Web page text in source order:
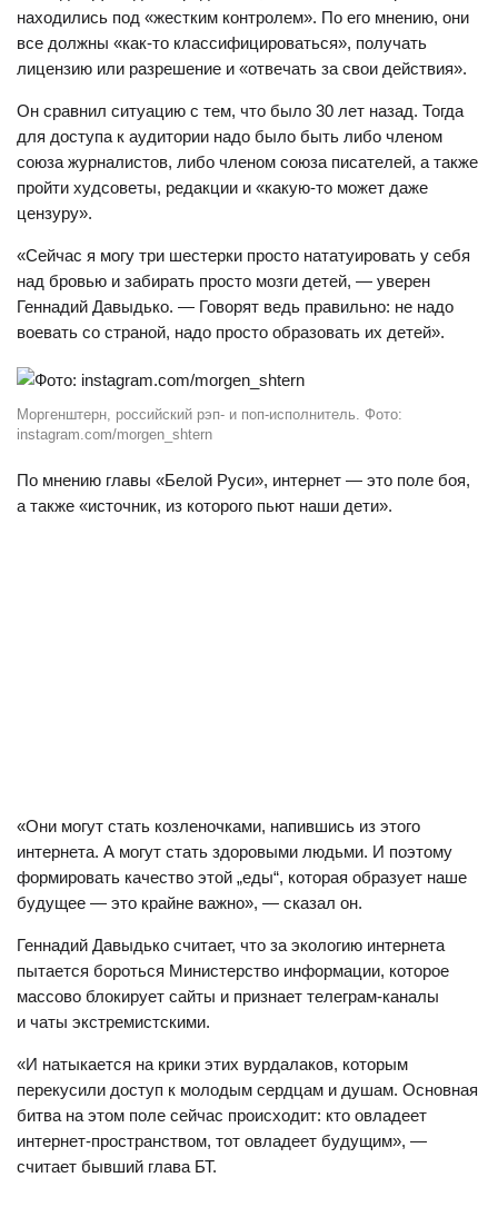
находились под «жестким контролем». По его мнению, они
все должны «как-то классифицироваться», получать
лицензию или разрешение и «отвечать за свои действия».
Он сравнил ситуацию с тем, что было 30 лет назад. Тогда
для доступа к аудитории надо было быть либо членом
союза журналистов, либо членом союза писателей, а также
пройти худсоветы, редакции и «какую-то может даже
цензуру».
«Сейчас я могу три шестерки просто нататуировать у себя
над бровью и забирать просто мозги детей, — уверен
Геннадий Давыдько. — Говорят ведь правильно: не надо
воевать со страной, надо просто образовать их детей».
Моргенштерн, российский рэп- и поп-исполнитель. Фото:
instagram.com/morgen_shtern
По мнению главы «Белой Руси», интернет — это поле боя,
а также «источник, из которого пьют наши дети».
«Они могут стать козленочками, напившись из этого
интернета. А могут стать здоровыми людьми. И поэтому
формировать качество этой „еды“, которая образует наше
будущее — это крайне важно», — сказал он.
Геннадий Давыдько считает, что за экологию интернета
пытается бороться Министерство информации, которое
массово блокирует сайты и признает телеграм-каналы
и чаты экстремистскими.
«И натыкается на крики этих вурдалаков, которым
перекусили доступ к молодым сердцам и душам. Основная
битва на этом поле сейчас происходит: кто овладеет
интернет-пространством, тот овладеет будущим», —
считает бывший глава БТ.